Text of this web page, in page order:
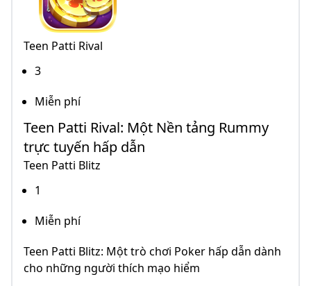
Teen Patti Rival
3
Miễn phí
Teen Patti Rival: Một Nền tảng Rummy
trực tuyến hấp dẫn
Teen Patti Blitz
1
Miễn phí
Teen Patti Blitz: Một trò chơi Poker hấp dẫn dành
cho những người thích mạo hiểm